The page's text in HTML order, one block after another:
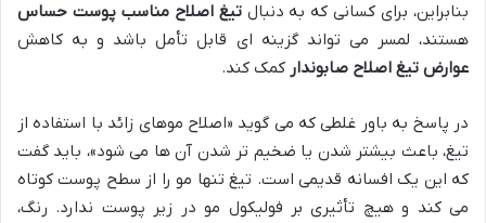
بنابراین، برای کسانی که به دنبالتیغ اصلاح مناسب پوست حساس
هستند، لمسر می تواند گزینه ای قابل تأمل باشد و به کاهش
عوارض تیغ اصلاح صابوندار کمک کند.
در پاسخ به باور غلطی که می گوید «اصلاح موهای زائد با استفاده از
تیغ، باعث بیشتر شدن یا ضخیم تر شدن آن ها می شود»، باید گفت
که این یک افسانه قدیمی است. تیغ تنها مو را از سطح پوست کوتاه
می کند و هیچ تأثیری بر فولیکول مو در زیر پوست ندارد. رنگ،